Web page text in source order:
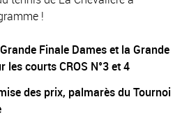
!
Finale Dames et la Grande
les courts CROS N°3 et 4
des prix, palmarès du Tournoi